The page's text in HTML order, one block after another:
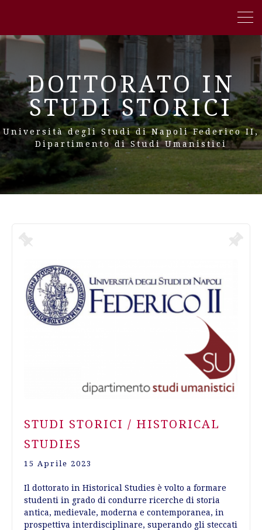
DOTTORATO IN
STUDI STORICI
Università degli Studi di Napoli Federico II,
Dipartimento di Studi Umanistici
STUDI STORICI / HISTORICAL
STUDIES
15 Aprile 2023
Il dottorato in Historical Studies è volto a formare
studenti in grado di condurre ricerche di storia
antica, medievale, moderna e contemporanea, in
prospettiva interdisciplinare, superando gli steccati